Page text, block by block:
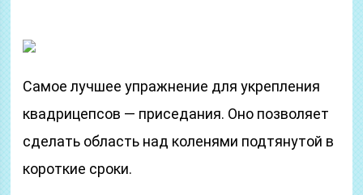
Самое лучшее упражнение для укрепления
квадрицепсов — приседания. Оно позволяет
сделать область над коленями подтянутой в
короткие сроки.